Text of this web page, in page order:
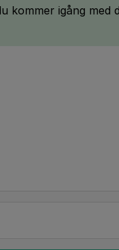
kommer igång med